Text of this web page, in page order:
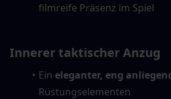
filmreife Präsenz im Spiel
Innerer taktischer Anzug
Ein eleganter, eng
Rüstungselementen